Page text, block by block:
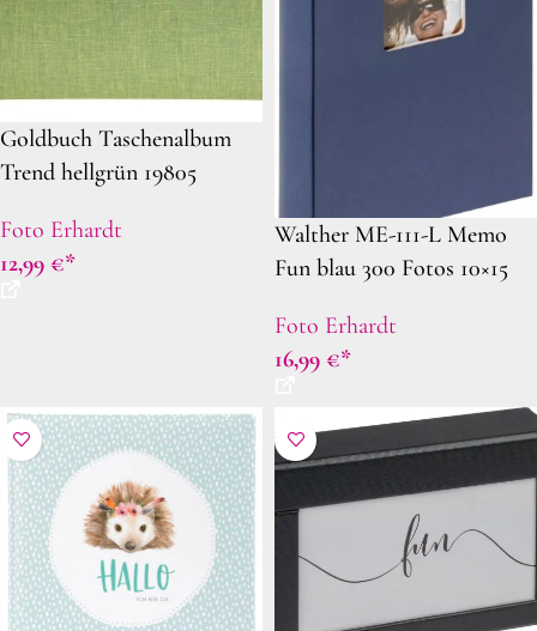
Goldbuch Taschenalbum
Trend hellgrün 19805
Foto Erhardt
12,99 €
Walther ME-111-L Memo
Fun blau 300 Fotos 10×15
Foto Erhardt
16,99 €